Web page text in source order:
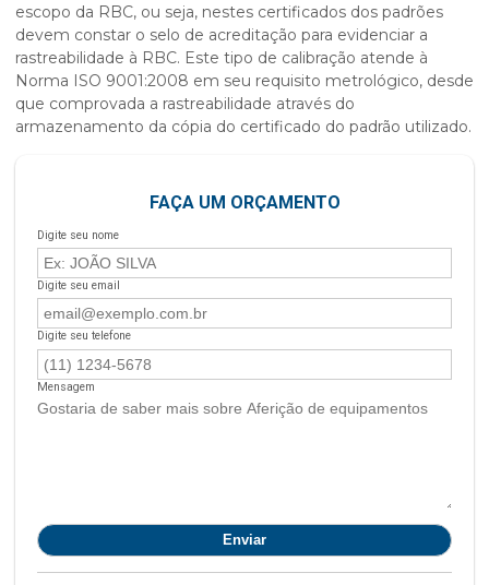
escopo da RBC, ou seja, nestes certificados dos padrões
devem constar o selo de acreditação para evidenciar a
rastreabilidade à RBC. Este tipo de calibração atende à
Norma ISO 9001:2008 em seu requisito metrológico, desde
que comprovada a rastreabilidade através do
armazenamento da cópia do certificado do padrão utilizado.
FAÇA UM ORÇAMENTO
Digite seu nome
Digite seu email
Digite seu telefone
Mensagem